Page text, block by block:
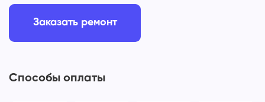
Заказать ремонт
Способы оплаты